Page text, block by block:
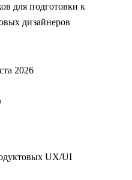
для подготовки к
дизайнеров
2026
UX/UI